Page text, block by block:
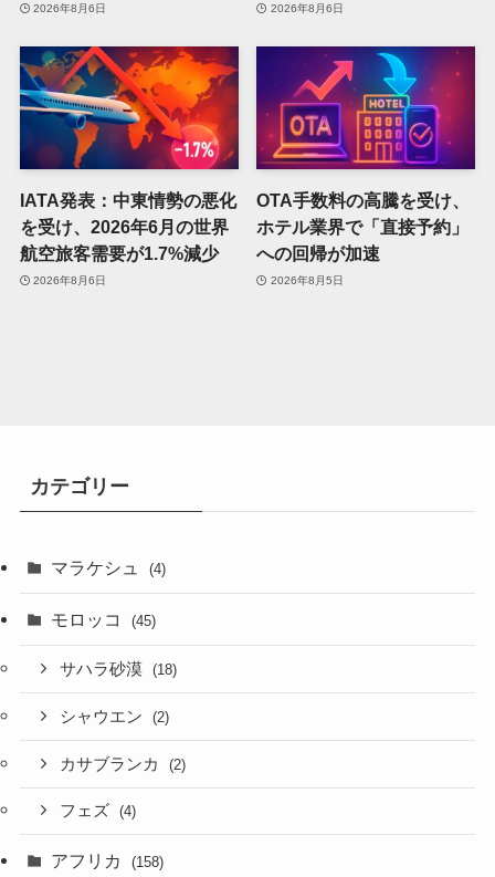
2026年8月6日 2026年8月6日
IATA発表：中東情勢の悪化
を受け、2026年6月の世界
航空旅客需要が1.7%減少
2026年8月6日
OTA手数料の高騰を受け、
ホテル業界で「直接予約」
への回帰が加速
2026年8月5日
カテゴリー
マラケシュ (4)
モロッコ (45)
サハラ砂漠 (18)
シャウエン (2)
カサブランカ (2)
フェズ (4)
アフリカ (158)